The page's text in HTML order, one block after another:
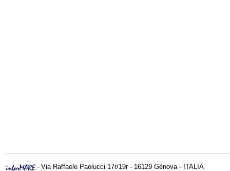
- Via Raffaele Paolucci 17r/19r - 16129 Génova - ITALIA